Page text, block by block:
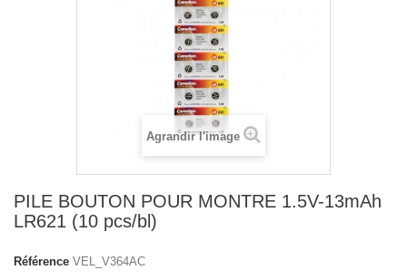
Agrandir l'image
PILE BOUTON POUR MONTRE 1.5V-13mAh
LR621 (10 pcs/bl)
Référence VEL_V364AC